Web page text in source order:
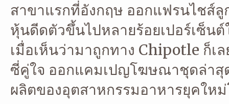
สาขาแรกที่อังกฤษ ออกแฟรนไชส์
หุ้นดีดตัวขึ้นไปหลายร้อยเปอร์เซ็นต์
เมื่อเห็นว่ามาถูกทาง Chipotle ก็เ
ซี่คู่ใจ ออกแคมเปญโฆษณาชุดล่าสุ
ผลิตของอุตสาหกรรมอาหารยุคให